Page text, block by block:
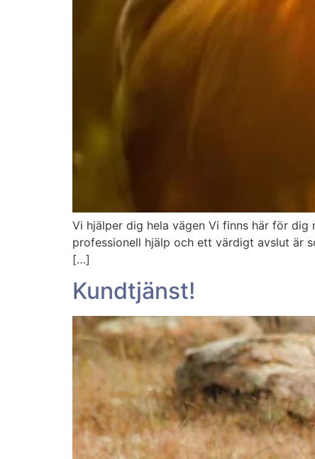
Vi hjälper dig hela vägen Vi finns här för
professionell hjälp och ett värdigt avslut är
[…]
Kundtjänst!